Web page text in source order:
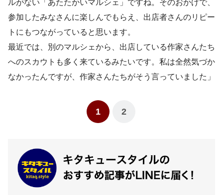
ルがない「あたたかいマルシェ」ですね。そのおかげで、
参加したみなさんに楽しんでもらえ、出店者さんのリピー
トにもつながっていると思います。
最近では、別のマルシェから、出店している作家さんたち
へのスカウトも多く来ているみたいです。私は全然気づか
なかったんですが、作家さんたちがそう言っていました」
1 2